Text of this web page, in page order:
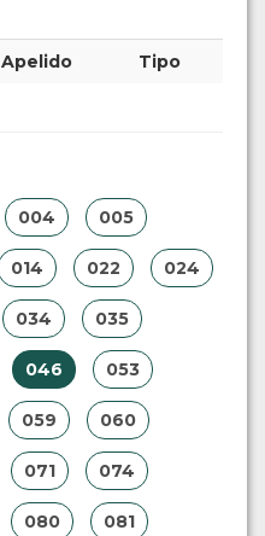
Apelido Tipo
004 005
014 022 024
034 035
046 053
059 060
071 074
080 081